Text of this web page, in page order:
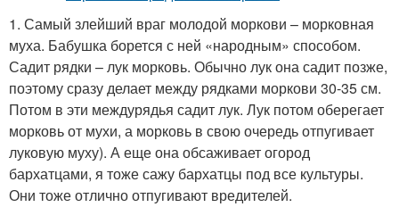
1. Самый злейший враг молодой моркови – морковная
муха. Бабушка борется с ней «народным» способом.
Садит рядки – лук морковь. Обычно лук она садит позже,
поэтому сразу делает между рядками моркови 30-35 см.
Потом в эти междурядья садит лук. Лук потом оберегает
морковь от мухи, а морковь в свою очередь отпугивает
луковую муху). А еще она обсаживает огород
бархатцами, я тоже сажу бархатцы под все культуры.
Они тоже отлично отпугивают вредителей.